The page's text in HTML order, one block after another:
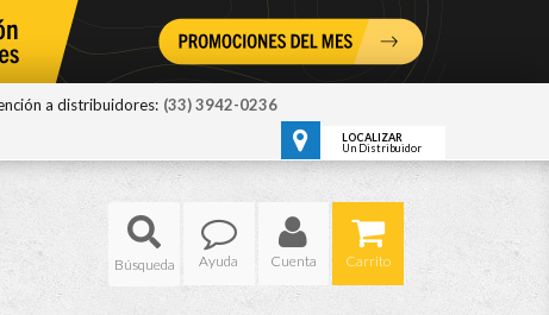
a distribuidores: (33) 3942-0236
LOCALIZAR
Un Distribuidor
Ayuda
Cuenta Carrito